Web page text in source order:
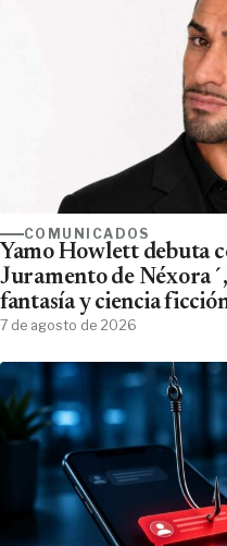
COMUNICADOS
Yamo Howlett debuta
Juramento de Néxora´,
fantasía y ciencia
7 de agosto de 2026